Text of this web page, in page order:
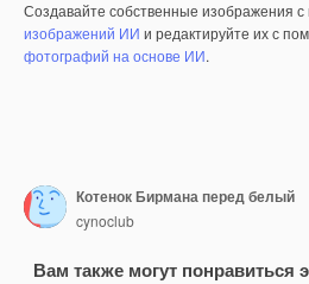
Создавайте собственные изображения
изображений ИИ и редактируйте их с
фотографий на основе ИИ.
Котенок Бирмана перед белый
cynoclub
Вам также могут понравиться